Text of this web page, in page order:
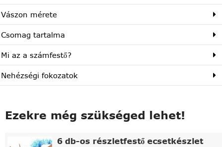
Vászon mérete
Csomag tartalma
Mi az a számfestő?
Nehézségi fokozatok
Ezekre még szükséged lehet!
6 db-os részletfestő ecsetkészlet